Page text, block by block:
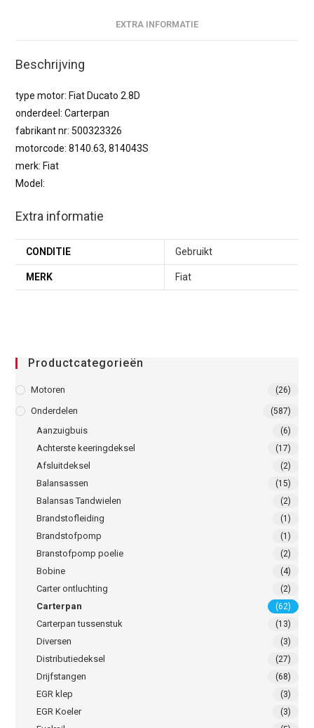
EXTRA INFORMATIE
Beschrijving
type motor: Fiat Ducato 2.8D
onderdeel: Carterpan
fabrikant nr: 500323326
motorcode: 8140.63, 814043S
merk: Fiat
Model:
Extra informatie
CONDITIE Gebruikt
MERK Fiat
Productcategorieën
Motoren (26)
Onderdelen (587)
Aanzuigbuis (6)
Achterste keeringdeksel (17)
Afsluitdeksel (2)
Balansassen (15)
Balansas Tandwielen (2)
Brandstofleiding (1)
Brandstofpomp (1)
Branstofpomp poelie (2)
Bobine (4)
Carter ontluchting (2)
Carterpan (62)
Carterpan tussenstuk (13)
Diversen (3)
Distributiedeksel (27)
Drijfstangen (68)
EGR klep (3)
EGR Koeler (3)